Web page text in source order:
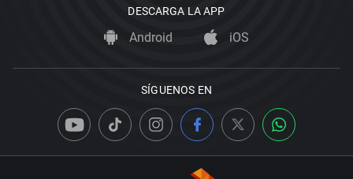
DESCARGA LA APP
Android iOS
SÍGUENOS EN